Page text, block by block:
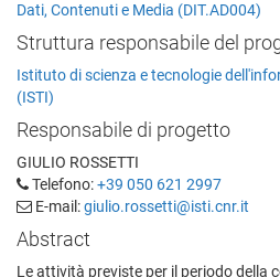
Dati, Contenuti e Media (DIT.AD004)
Struttura responsabile del
Istituto di scienza e tecnologie
(ISTI)
Responsabile di progetto
GIULIO ROSSETTI
Telefono:+39 050 621 2997
E-mail:giulio.rossetti@isti.cnr.it
Abstract
Le attività previste per il periodo della